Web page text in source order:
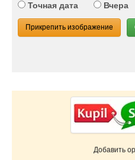
Точная дата
Вчера
Прикрепить изображение
Добавить